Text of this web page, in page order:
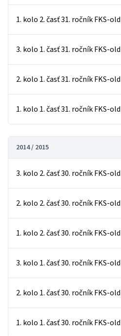
1. kolo 2. časť 31. ročník FKS-old
3. kolo 1. časť 31. ročník FKS-old
2. kolo 1. časť 31. ročník FKS-old
1. kolo 1. časť 31. ročník FKS-old
2014 / 2015
3. kolo 2. časť 30. ročník FKS-old
2. kolo 2. časť 30. ročník FKS-old
1. kolo 2. časť 30. ročník FKS-old
3. kolo 1. časť 30. ročník FKS-old
2. kolo 1. časť 30. ročník FKS-old
1. kolo 1. časť 30. ročník FKS-old